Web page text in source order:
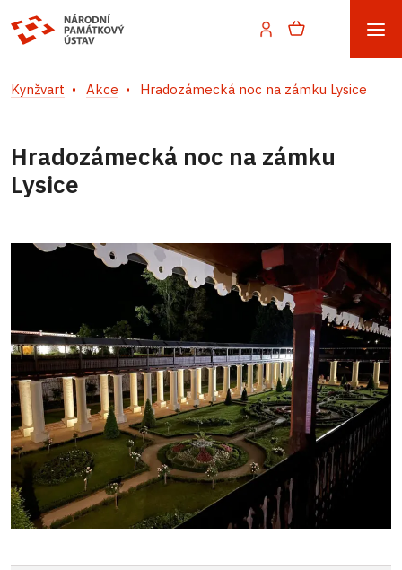
Kynžvart Akce Hradozámecká noc na zámku Lysice
Hradozámecká noc na zámku
Lysice